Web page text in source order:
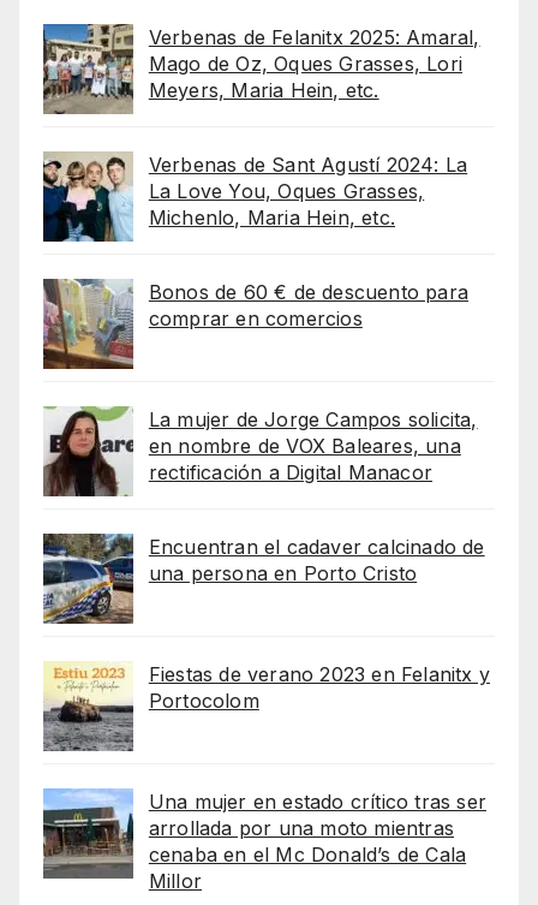
Verbenas de Felanitx 2025: Amaral,
Mago de Oz, Oques Grasses, Lori
Meyers, Maria Hein, etc.
Verbenas de Sant Agustí 2024: La
La Love You, Oques Grasses,
Michenlo, Maria Hein, etc.
Bonos de 60 € de descuento para
comprar en comercios
La mujer de Jorge Campos solicita,
en nombre de VOX Baleares, una
rectificación a Digital Manacor
Encuentran el cadaver calcinado de
una persona en Porto Cristo
Fiestas de verano 2023 en Felanitx y
Portocolom
Una mujer en estado crítico tras ser
arrollada por una moto mientras
cenaba en el Mc Donald’s de Cala
Millor